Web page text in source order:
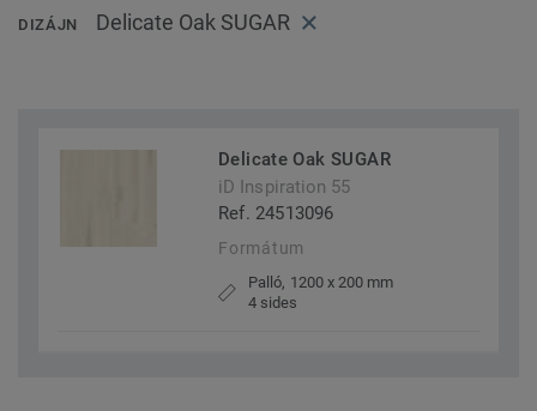
DIZÁJN Delicate Oak SUGAR
Delicate Oak SUGAR
iD Inspiration 55
Ref. 24513096
Formátum
Palló, 1200 x 200 mm
4 sides